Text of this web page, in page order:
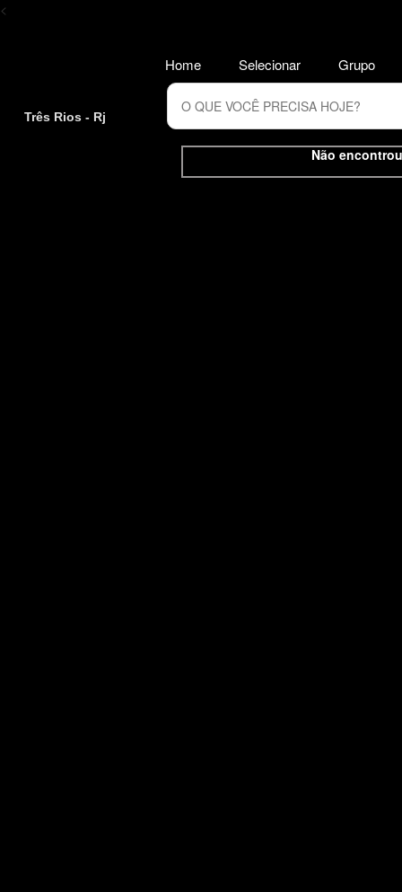
<
Três Rios - Rj
Não
Home Selecionar Grupo